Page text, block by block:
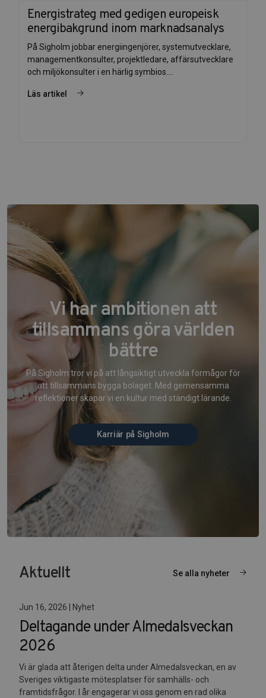
Energistrateg med gedigen europeisk
energibakgrund inom marknadsanalys
På Sigholm jobbar energiingenjörer, systemutvecklare,
managementkonsulter, projektledare, affärsutvecklare
och miljökonsulter i en härlig symbios....
Läs artikel
Vi har ambitionen att
tillsammans göra världen
bättre
På Sigholm tror vi på att långsiktigt utveckla förmågor för
att tillsammans bygga bolaget. Med gemensamma
reflektioner skapar vi en kultur med ständigt lärande.
Karriär på Sigholm
Aktuellt Se alla nyheter
Jun 16, 2026 | Nyhet
Deltagande under Almedalsveckan
2026
Vi är glada att återigen delta under Almedalsveckan, en av
Sveriges viktigaste mötesplatser för samhälls- och
framtidsfrågor. I år engagerar vi oss genom en rad olika